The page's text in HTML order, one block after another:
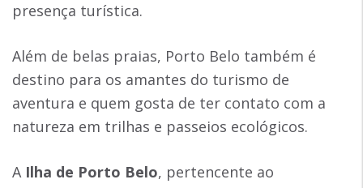
presença turística.
Além de belas praias, Porto Belo também é
destino para os amantes do turismo de
aventura e quem gosta de ter contato com a
natureza em trilhas e passeios ecológicos.
A Ilha de Porto Belo, pertencente ao